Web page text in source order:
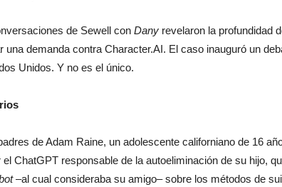
de Sewell con Dany revelaron la profundidad
una demanda contra Character.AI. El caso inauguró un
Unidos. Y no es el único.
de Adam Raine, un adolescente californiano de 16
ChatGPT responsable de la autoeliminación de su hijo,
–al cual consideraba su amigo– sobre los métodos de